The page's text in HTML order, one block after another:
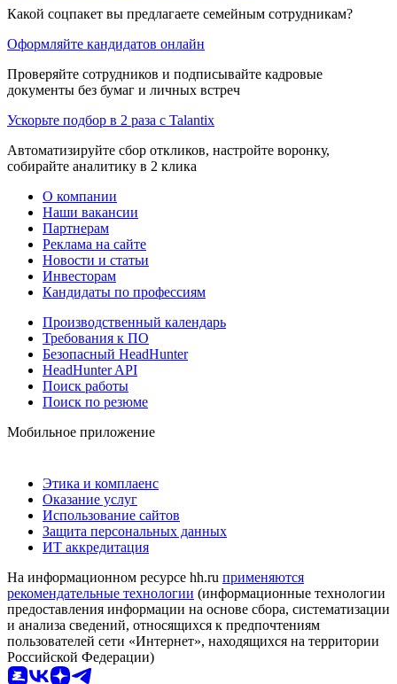
Какой соцпакет вы предлагаете семейным сотрудникам?
Оформляйте кандидатов онлайн
Проверяйте сотрудников и подписывайте кадровые
документы без бумаг и личных встреч
Ускорьте подбор в 2 раза с Talantix
Автоматизируйте сбор откликов, настройте воронку,
собирайте аналитику в 2 клика
О компании
Наши вакансии
Партнерам
Реклама на сайте
Новости и статьи
Инвесторам
Кандидаты по профессиям
Производственный календарь
Требования к ПО
Безопасный HeadHunter
HeadHunter API
Поиск работы
Поиск по резюме
Мобильное приложение
Этика и комплаенс
Оказание услуг
Использование сайтов
Защита персональных данных
ИТ аккредитация
На информационном ресурсе hh.ru применяются
рекомендательные технологии (информационные технологии
предоставления информации на основе сбора, систематизации
и анализа сведений, относящихся к предпочтениям
пользователей сети «Интернет», находящихся на территории
Российской Федерации)